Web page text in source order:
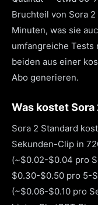
Bruchteil von Sora
Minuten, was sie
umfangreiche Tests
beiden aus einer
Abo generieren.
Was kostet Sora
Sora 2 Standard
Sekunden-Clip in
(~$0.02-$0.04 pro
$0.30-$0.50 pro 5-
(~$0.06-$0.10 pro